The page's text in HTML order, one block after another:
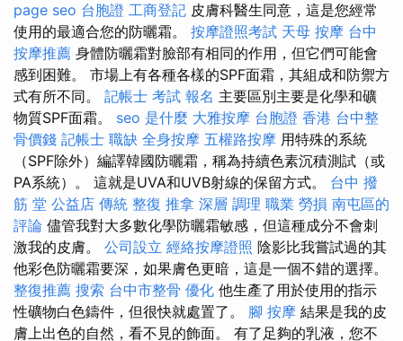
page seo 台胞證 工商登記 皮膚科醫生同意，這是您經常
使用的最適合您的防曬霜。 按摩證照考試 天母 按摩 台中
按摩推薦 身體防曬霜對臉部有相同的作用，但它們可能會
感到困難。 市場上有各種各樣的SPF面霜，其組成和防禦方
式有所不同。 記帳士 考試 報名 主要區別主要是化學和礦
物質SPF面霜。 seo 是什麼 大雅按摩 台胞證 香港 台中整
骨價錢 記帳士 職缺 全身按摩 五權路按摩 用特殊的系統
（SPF除外）編譯韓國防曬霜，稱為持續色素沉積測試（或
PA系統）。 這就是UVA和UVB射線的保留方式。 台中 撥
筋 堂 公益店 傳統 整復 推拿 深層 調理 職業 勞損 南屯區的
評論 儘管我對大多數化學防曬霜敏感，但這種成分不會刺
激我的皮膚。 公司設立 經絡按摩證照 陰影比我嘗試過的其
他彩色防曬霜要深，如果膚色更暗，這是一個不錯的選擇。
整復推薦 搜索 台中市整骨 優化 他生產了用於使用的指示
性礦物白色鑄件，但很快就處置了。 腳 按摩 結果是我的皮
膚上出色的自然，看不見的飾面。 有了足夠的乳液，您不